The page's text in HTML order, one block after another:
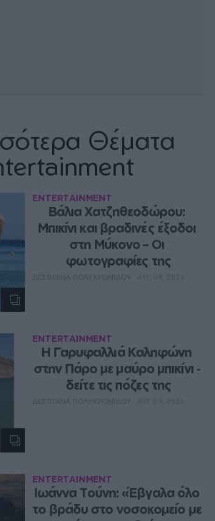
Θέματα
ENTERTAINMENT
Βάλια Χατζηθεοδώρου:
Μπικίνι και βραδινές έξοδοι
στη Μύκονο – Οι
φωτογραφίες της
ENTERTAINMENT
Η Γαρυφαλλιά Καληφώνη
στην Πάρο με μαύρο μπικίνι ‑
δείτε τις πόζες της
ENTERTAINMENT
Ιωάννα Τούνη: «Έβγαλα όλο
το βράδυ στο νοσοκομείο με